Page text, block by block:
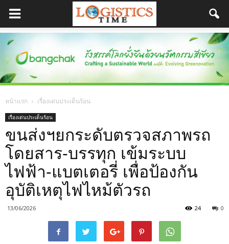
หน้าแรก เรื่องเด่นประเด็นร้อน
เรื่องเด่นประเด็นร้อน
ขนส่งฯยกระดับตรวจสภาพรถ
โดยสาร-บรรทุก เข้มระบบ
ไฟฟ้า-แบตเตอรี่ เพื่อป้องกัน
อุบัติเหตุไฟไหม้ตัวรถ
13/06/2026 0
24